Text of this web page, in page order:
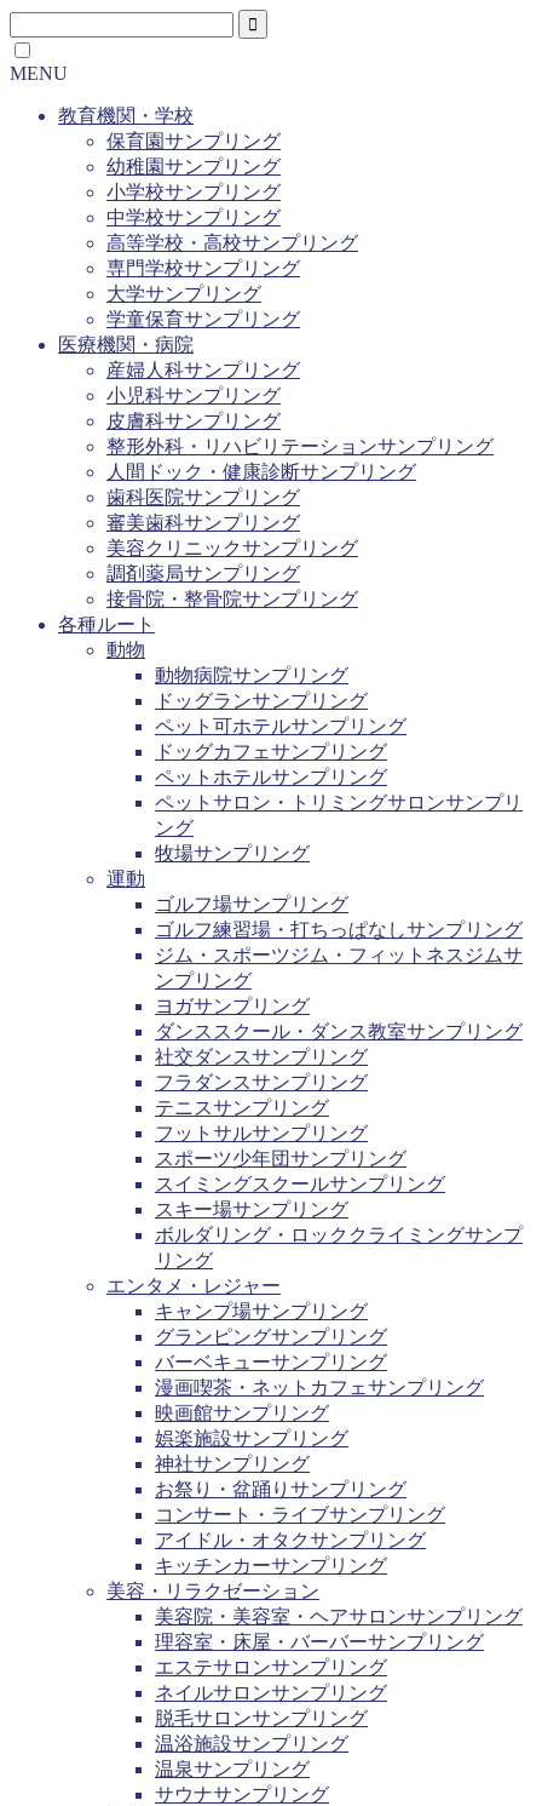
MENU
教育機関・学校
保育園サンプリング
幼稚園サンプリング
小学校サンプリング
中学校サンプリング
高等学校・高校サンプリング
専門学校サンプリング
大学サンプリング
学童保育サンプリング
医療機関・病院
産婦人科サンプリング
小児科サンプリング
皮膚科サンプリング
整形外科・リハビリテーションサンプリング
人間ドック・健康診断サンプリング
歯科医院サンプリング
審美歯科サンプリング
美容クリニックサンプリング
調剤薬局サンプリング
接骨院・整骨院サンプリング
各種ルート
動物
動物病院サンプリング
ドッグランサンプリング
ペット可ホテルサンプリング
ドッグカフェサンプリング
ペットホテルサンプリング
ペットサロン・トリミングサロンサンプリ
ング
牧場サンプリング
運動
ゴルフ場サンプリング
ゴルフ練習場・打ちっぱなしサンプリング
ジム・スポーツジム・フィットネスジムサ
ンプリング
ヨガサンプリング
ダンススクール・ダンス教室サンプリング
社交ダンスサンプリング
フラダンスサンプリング
テニスサンプリング
フットサルサンプリング
スポーツ少年団サンプリング
スイミングスクールサンプリング
スキー場サンプリング
ボルダリング・ロッククライミングサンプ
リング
エンタメ・レジャー
キャンプ場サンプリング
グランピングサンプリング
バーベキューサンプリング
漫画喫茶・ネットカフェサンプリング
映画館サンプリング
娯楽施設サンプリング
神社サンプリング
お祭り・盆踊りサンプリング
コンサート・ライブサンプリング
アイドル・オタクサンプリング
キッチンカーサンプリング
美容・リラクゼーション
美容院・美容室・ヘアサロンサンプリング
理容室・床屋・バーバーサンプリング
エステサロンサンプリング
ネイルサロンサンプリング
脱毛サロンサンプリング
温浴施設サンプリング
温泉サンプリング
サウナサンプリング